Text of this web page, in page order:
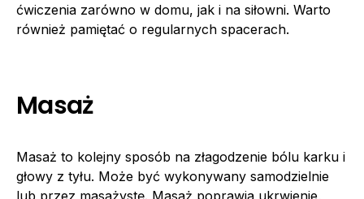
ćwiczenia zarówno w domu, jak i na siłowni. Warto
również pamiętać o regularnych spacerach.
Masaż
Masaż to kolejny sposób na złagodzenie bólu karku i
głowy z tyłu. Może być wykonywany samodzielnie